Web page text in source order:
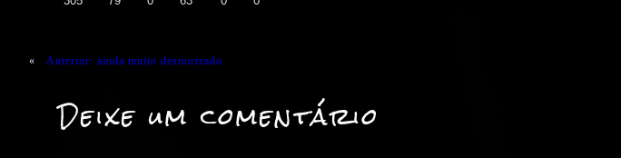
« Anterior: ainda muito desnorteado
Deixe um comentário